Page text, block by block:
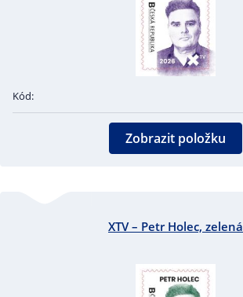
Kód:
Zobrazit položku
XTV – Petr Holec, zelená